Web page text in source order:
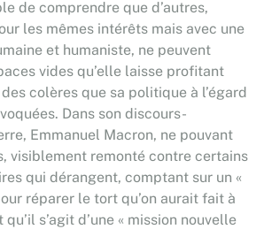
de comprendre que d’autres,
les mêmes intérêts mais avec une
et humaniste, ne peuvent
vides qu’elle laisse profitant
colères que sa politique à l’égard
Dans son discours-
Emmanuel Macron, ne pouvant
visiblement remonté contre certains
qui dérangent, comptant sur un «
réparer le tort qu’on aurait fait à
s’agit d’une « mission nouvelle